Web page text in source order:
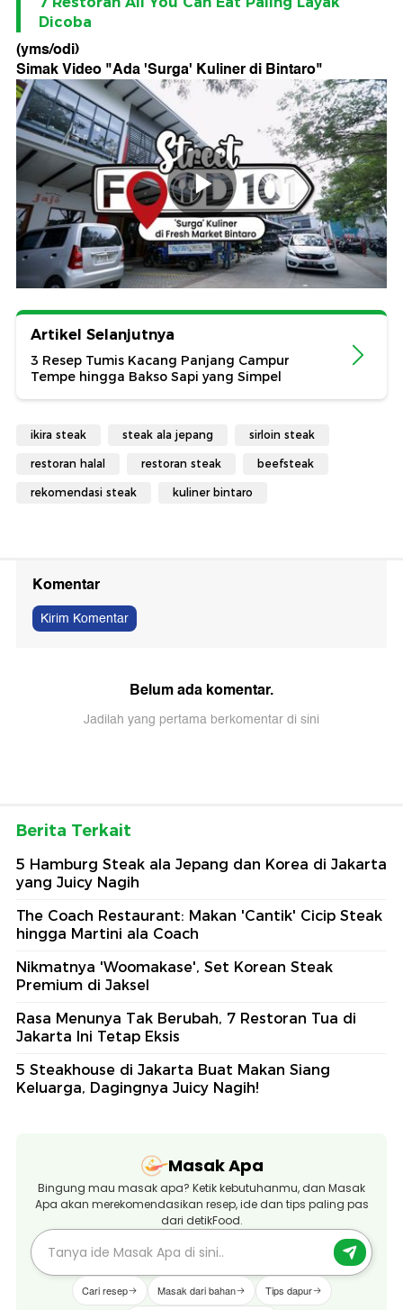
Dicoba
(yms/odi)
Simak Video "Ada 'Surga' Kuliner di Bintaro"
Artikel Selanjutnya
3 Resep Tumis Kacang Panjang Campur
Tempe hingga Bakso Sapi yang Simpel
ikira steak steak ala jepang sirloin steak
restoran halal restoran steak beefsteak
rekomendasi steak kuliner bintaro
Komentar
Kirim Komentar
Belum ada komentar.
Jadilah yang pertama berkomentar di sini
Berita Terkait
5 Hamburg Steak ala Jepang dan Korea di Jakarta
yang Juicy Nagih
The Coach Restaurant: Makan 'Cantik' Cicip Steak
hingga Martini ala Coach
Nikmatnya 'Woomakase', Set Korean Steak
Premium di Jaksel
Rasa Menunya Tak Berubah, 7 Restoran Tua di
Jakarta Ini Tetap Eksis
5 Steakhouse di Jakarta Buat Makan Siang
Keluarga, Dagingnya Juicy Nagih!
Masak Apa
Bingung mau masak apa? Ketik kebutuhanmu, dan Masak
Apa akan merekomendasikan resep, ide dan tips paling pas
dari detikFood.
Cari resep Masak dari bahan Tips dapur